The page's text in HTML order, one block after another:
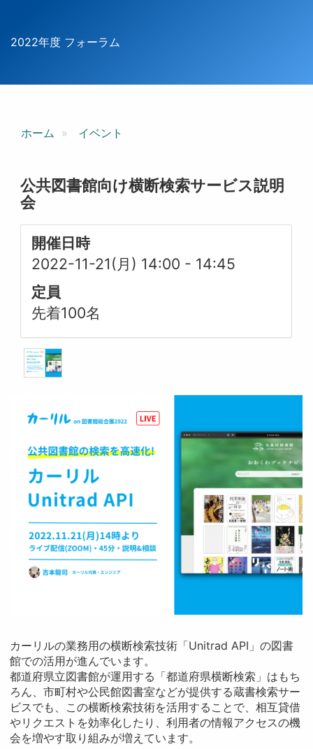
2022年度 フォーラム
ホーム イベント
公共図書館向け横断検索サービス説明
会
開催日時
2022-11-21(月) 14:00 - 14:45
定員
先着100名
カーリルの業務用の横断検索技術「Unitrad API」の図書
館での活用が進んでいます。
都道府県立図書館が運用する「都道府県横断検索」はもち
ろん、市町村や公民館図書室などが提供する蔵書検索サー
ビスでも、この横断検索技術を活用することで、相互貸借
やリクエストを効率化したり、利用者の情報アクセスの機
会を増やす取り組みが増えています。